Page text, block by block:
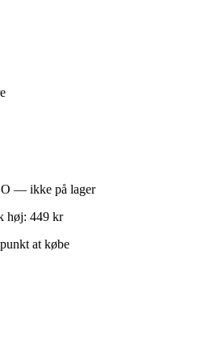
— ikke på lager
høj: 449 kr
at købe